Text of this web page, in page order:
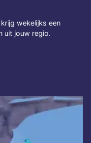
wekelijks een
uit jouw regio.